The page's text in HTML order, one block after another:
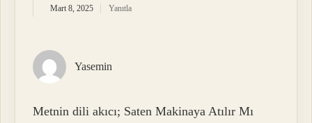
Mart 8, 2025 Yanıtla
Yasemin
Metnin dili akıcı; Saten Makinaya Atılır Mı